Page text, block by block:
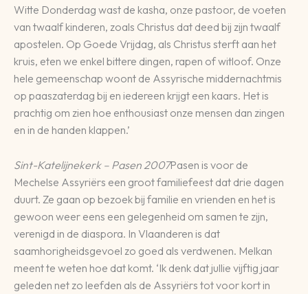
Witte Donderdag wast de kasha, onze pastoor, de voeten
van twaalf kinderen, zoals Christus dat deed bij zijn twaalf
apostelen. Op Goede Vrijdag, als Christus sterft aan het
kruis, eten we enkel bittere dingen, rapen of witloof. Onze
hele gemeenschap woont de Assyrische middernachtmis
op paaszaterdag bij en iedereen krijgt een kaars. Het is
prachtig om zien hoe enthousiast onze mensen dan zingen
en in de handen klappen.’
Sint-Katelijnekerk – Pasen 2007Pasen is voor de
Mechelse Assyriërs een groot familiefeest dat drie dagen
duurt. Ze gaan op bezoek bij familie en vrienden en het is
gewoon weer eens een gelegenheid om samen te zijn,
verenigd in de diaspora. In Vlaanderen is dat
saamhorigheidsgevoel zo goed als verdwenen. Melkan
meent te weten hoe dat komt. ‘Ik denk dat jullie vijftig jaar
geleden net zo leefden als de Assyriërs tot voor kort in